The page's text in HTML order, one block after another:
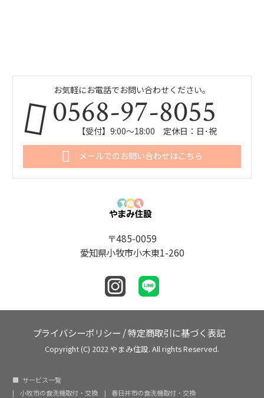
お気軽にお電話でお問い合わせください。
0568-97-8055
【受付】9:00～18:00 定休日：日･祝
メールでのお問い合わせはこちら
〒485-0059
愛知県小牧市小木東1-260
プライバシーポリシー /特定商取引に基づく表記
Copyright (C) 2022 やまみ住設. All rights Reserved.
サービス一覧
小牧市の食洗機取付・交換
春日井市の食洗機取付・交換